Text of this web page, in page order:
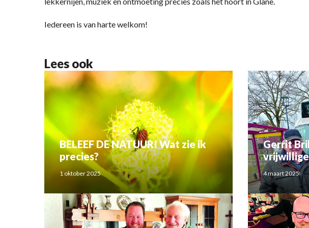
Iedereen is van harte welkom!
Lees ook
BELEEF DE NATUUR! Wat zie ik
precies?
1 oktober 2025
Gerrit
4 maart 2025